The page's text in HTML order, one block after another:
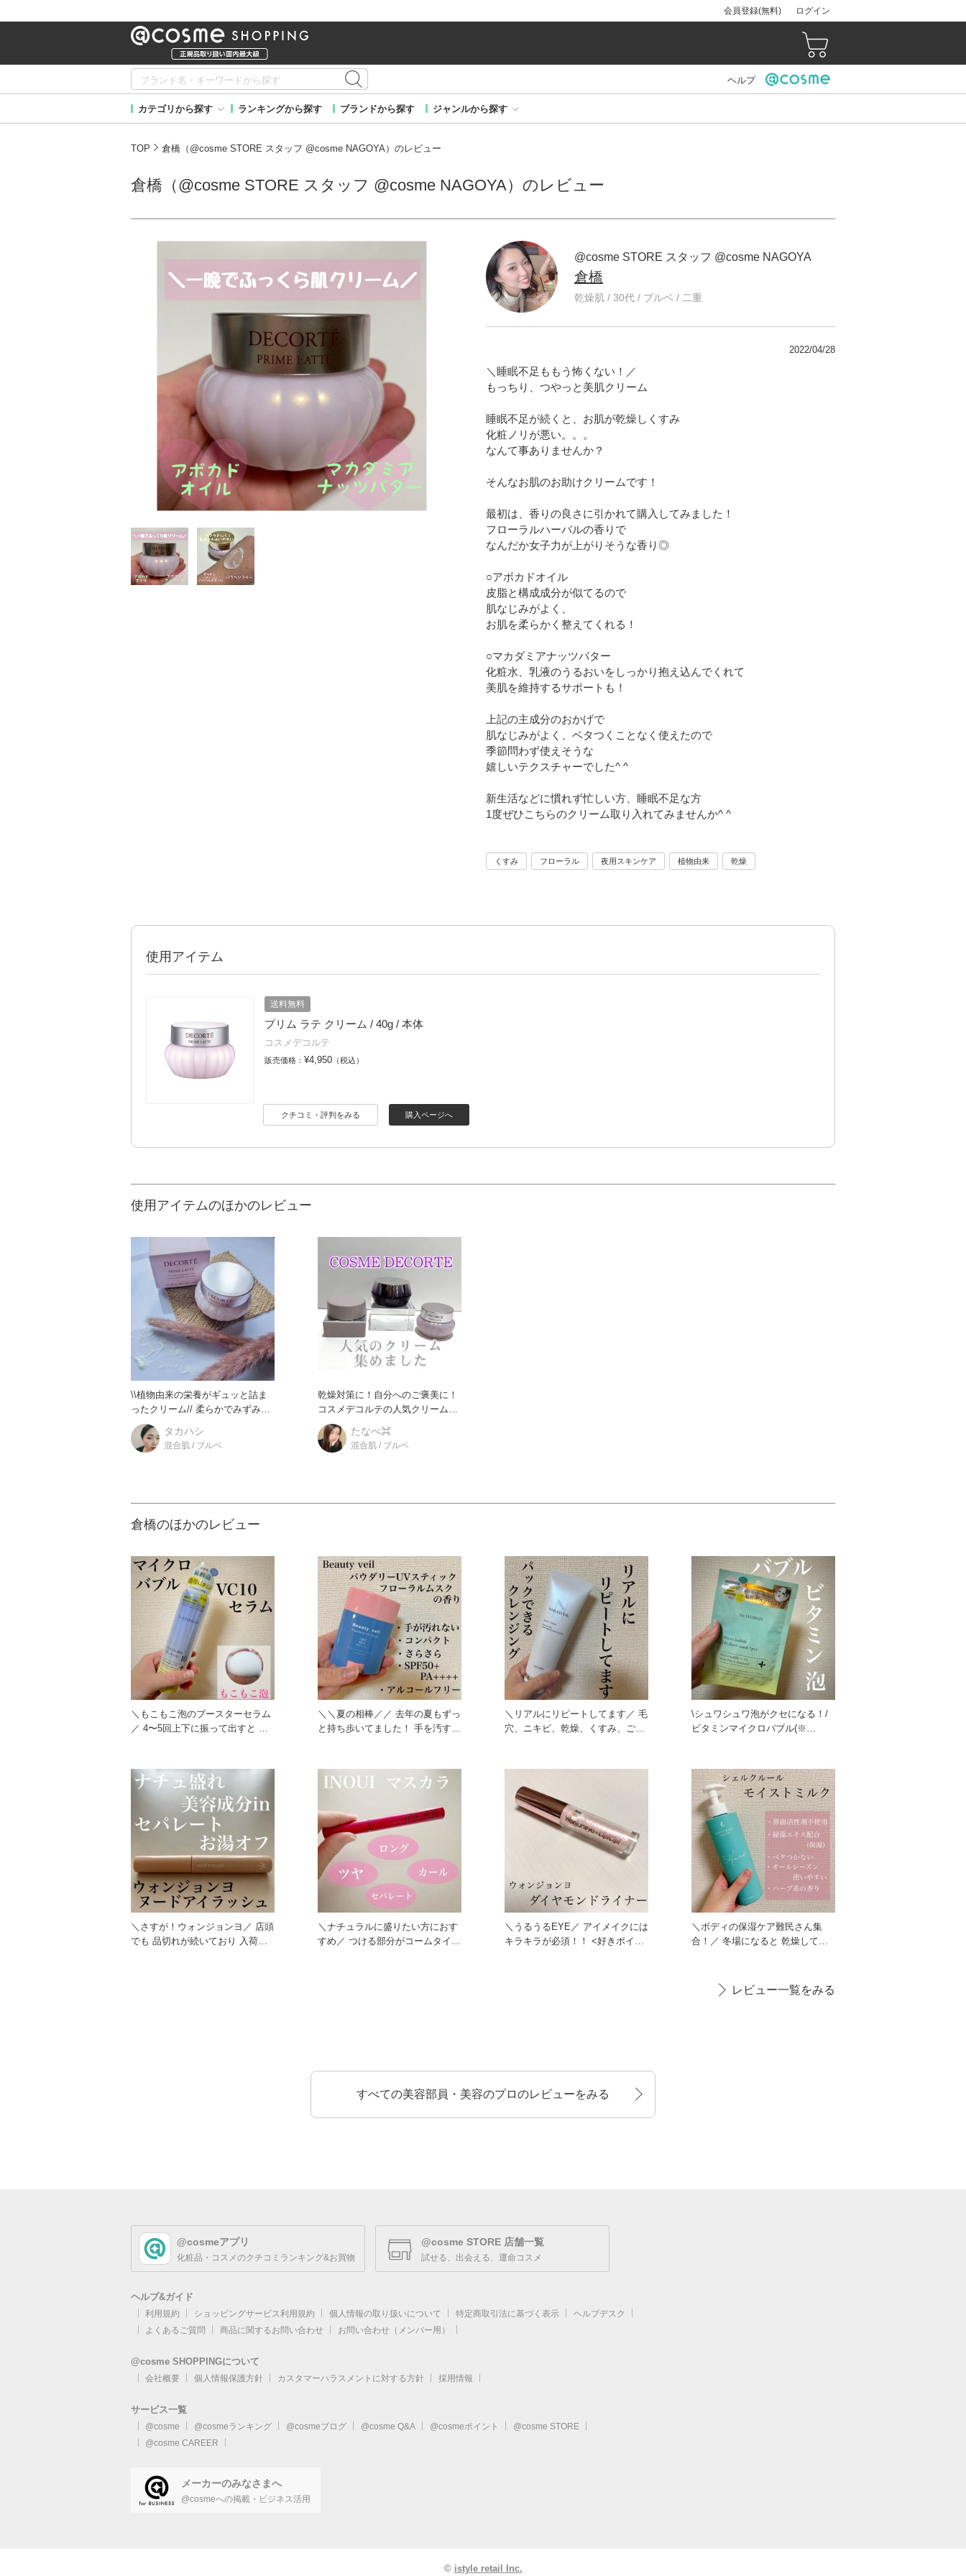
会員登録(無料) ログイン
ヘルプ
カテゴリから探す ランキングから探す ブランドから探す ジャンルから探す
TOP 倉橋（@cosme STORE スタッフ @cosme NAGOYA）のレビュー
倉橋（@cosme STORE スタッフ @cosme NAGOYA）のレビュー
@cosme STORE スタッフ @cosme NAGOYA
倉橋
乾燥肌 / 30代 / ブルベ / 二重
2022/04/28
＼睡眠不足ももう怖くない！／
もっちり、つやっと美肌クリーム
睡眠不足が続くと、お肌が乾燥しくすみ
化粧ノリが悪い。。。
なんて事ありませんか？
そんなお肌のお助けクリームです！
最初は、香りの良さに引かれて購入してみました！
フローラルハーバルの香りで
なんだか女子力が上がりそうな香り◎
○アボカドオイル
皮脂と構成成分が似てるので
肌なじみがよく、
お肌を柔らかく整えてくれる！
○マカダミアナッツバター
化粧水、乳液のうるおいをしっかり抱え込んでくれて
美肌を維持するサポートも！
上記の主成分のおかげで
肌なじみがよく、ベタつくことなく使えたので
季節問わず使えそうな
嬉しいテクスチャーでした^ ^
新生活などに慣れず忙しい方、睡眠不足な方
1度ぜひこちらのクリーム取り入れてみませんか^ ^
くすみ フローラル 夜用スキンケア 植物由来 乾燥
使用アイテム
送料無料
プリム ラテ クリーム / 40g / 本体
コスメデコルテ
販売価格： ¥4,950 （税込）
購入ページへ
クチコミ・評判をみる
使用アイテムのほかのレビュー
\\植物由来の栄養がギュッと詰ま
ったクリーム// 柔らかでみずみず
しいお肌を望む方にオス
タカハシ
混合肌 / ブルベ
乾燥対策に！自分へのご褒美に！
コスメデコルテの人気クリーム3
選 乾燥、カサつきのケア
たなべ⌘
混合肌 / ブルベ
倉橋のほかのレビュー
＼もこもこ泡のブースターセラム
／ 4〜5回上下に振って出すと も
＼＼夏の相棒／／ 去年の夏もずっ
と持ち歩いてました！ 手を汚す事
＼リアルにリピートしてます／ 毛
穴、ニキビ、乾燥、くすみ、ごわ
\シュワシュワ泡がクセになる！/
ビタミンマイクロバブル(※
＼さすが！ウォンジョンヨ／ 店頭
でも 品切れが続いており 入荷し
＼ナチュラルに盛りたい方におす
すめ／ つける部分がコームタイプ
＼うるうるEYE／ アイメイクには
キラキラが必須！！ <好きポイン
＼ボディの保湿ケア難民さん集
合！／ 冬場になると 乾燥して痒
レビュー一覧をみる
すべての美容部員・美容のプロのレビューをみる
@cosmeアプリ
化粧品・コスメのクチコミランキング&お買物
@cosme STORE 店舗一覧
試せる、出会える、運命コスメ
ヘルプ&ガイド
利用規約 ショッピングサービス利用規約 個人情報の取り扱いについて 特定商取引法に基づく表示
ヘルプデスク
よくあるご質問
商品に関するお問い合わせ お問い合わせ（メンバー用）
@cosme SHOPPINGについて
会社概要 個人情報保護方針 カスタマーハラスメントに対する方針 採用情報
サービス一覧
@cosme @cosmeランキング @cosmeブログ @cosme Q&A @cosmeポイント
@cosme STORE
@cosme CAREER
メーカーのみなさまへ
@cosmeへの掲載・ビジネス活用
© istyle retail Inc.